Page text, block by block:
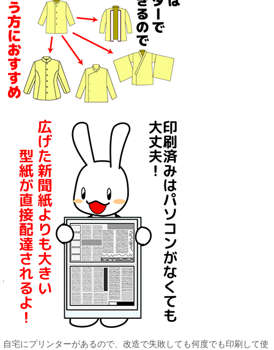
自宅にプリンターがあるので、改造で失敗しても何度でも印刷して使